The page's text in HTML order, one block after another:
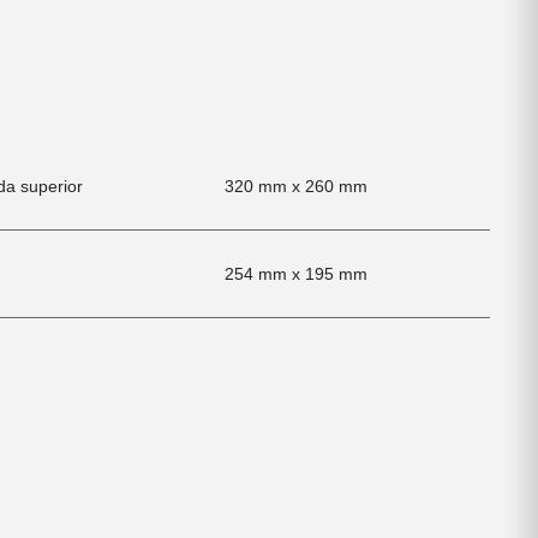
superior 320 mm x 260 mm
254 mm x 195 mm